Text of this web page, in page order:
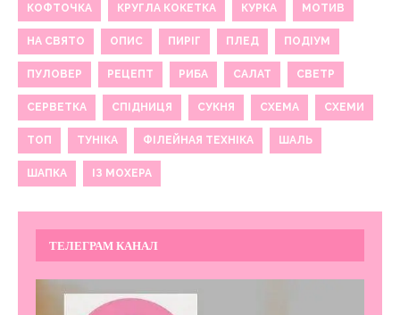
КОФТОЧКА КРУГЛА КОКЕТКА КУРКА МОТИВ
НА СВЯТО ОПИС ПИРІГ ПЛЕД ПОДІУМ
ПУЛОВЕР РЕЦЕПТ РИБА САЛАТ СВЕТР
СЕРВЕТКА СПІДНИЦЯ СУКНЯ СХЕМА СХЕМИ
ТОП ТУНІКА ФІЛЕЙНАЯ ТЕХНІКА ШАЛЬ
ШАПКА ІЗ МОХЕРА
ТЕЛЕГРАМ КАНАЛ